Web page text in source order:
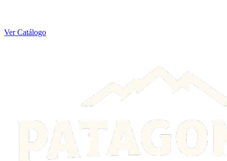
Ver Catálogo